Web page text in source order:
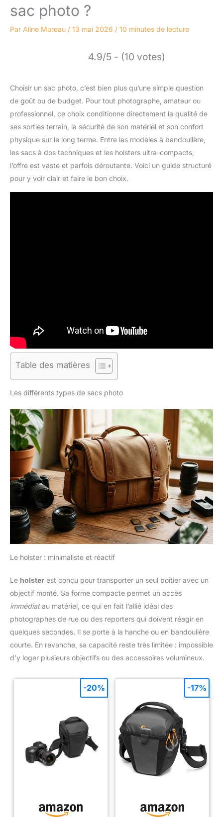
sac photo ?
Par Aline Moreau / 13 mai 2026 / 10 minutes de lecture
4.9/5 - (10 votes)
Choisir un sac photo, c’est bien plus qu’une simple question
de goût ou de budget. Pour tout photographe, amateur ou
professionnel, ce choix conditionne directement la qualité de
ses sorties terrain, la sécurité de son matériel et son confort
physique sur le long terme. Entre les modèles à bandoulière,
les sacs à dos techniques et les holsters ultra-compacts,
l’offre est vaste et parfois déroutante. Voici un guide structuré
pour y voir clair et faire le bon choix.
Table des matières
Les différents types de sacs photo
Le holster : minimaliste et réactif
Le holster est conçu pour transporter un seul boîtier avec un
objectif monté. Sa forme compacte permet un accès
immédiatau matériel, ce qui en fait l’allié idéal des
photographes de rue ou des reporters qui doivent réagir en
quelques secondes. Il se porte à la hanche ou en bandoulière
courte. En revanche, sa capacité reste très limitée : impossible
d’y loger plusieurs objectifs ou des accessoires volumineux.
-20% -17%